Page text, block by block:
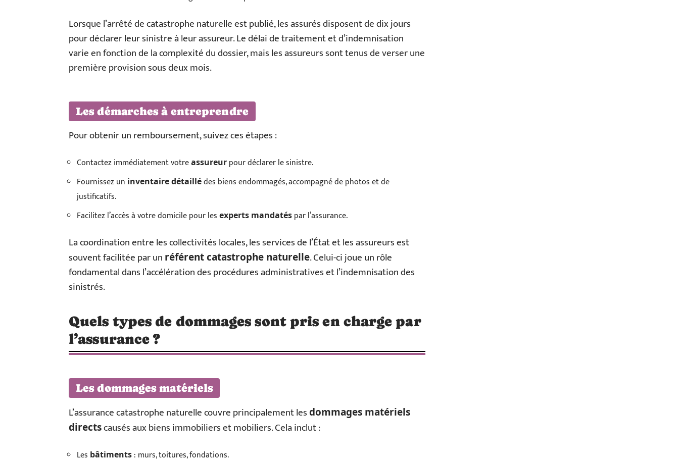
Lorsque l’arrêté de catastrophe naturelle est publié, les assurés disposent de dix jours
pour déclarer leur sinistre à leur assureur. Le délai de traitement et d’indemnisation
varie en fonction de la complexité du dossier, mais les assureurs sont tenus de verser une
première provision sous deux mois.
Les démarches à entreprendre
Pour obtenir un remboursement, suivez ces étapes :
Contactez immédiatement votreassureur pour déclarer le sinistre.
Fournissez un inventaire détaillédes biens endommagés, accompagné de photos et de
justificatifs.
Facilitez l’accès à votre domicile pour les experts mandatés par l’assurance.
La coordination entre les collectivités locales, les services de l’État et les assureurs est
souvent facilitée par un référent catastrophe naturelle. Celui-ci joue un rôle
fondamental dans l’accélération des procédures administratives et l’indemnisation des
sinistrés.
Quels types de dommages sont pris en charge par
l’assurance ?
Les dommages matériels
L’assurance catastrophe naturelle couvre principalement lesdommages matériels
directscausés aux biens immobiliers et mobiliers. Cela inclut :
Les bâtiments : murs, toitures, fondations.